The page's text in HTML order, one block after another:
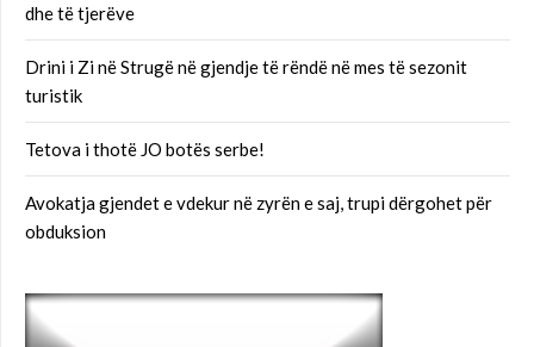
dhe të tjerëve
Drini i Zi në Strugë në gjendje të rëndë në mes të sezonit
turistik
Tetova i thotë JO botës serbe!
Avokatja gjendet e vdekur në zyrën e saj, trupi dërgohet për
obduksion